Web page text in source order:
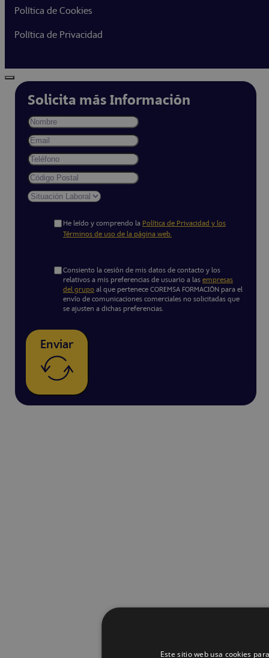
Política de Cookies
Política de Privacidad
Solicita más Información
He leído y comprendo la Política de Privacidad y los
Términos de uso de la página web.
Consiento la cesión de mis datos de contacto y los
relativos a mis preferencias de usuario a las empresas
del grupo al que pertenece COREMSA FORMACIÓN para el
envío de comunicaciones comerciales no solicitadas que
se ajusten a dichas preferencias.
Enviar
Este sitio web usa cookies